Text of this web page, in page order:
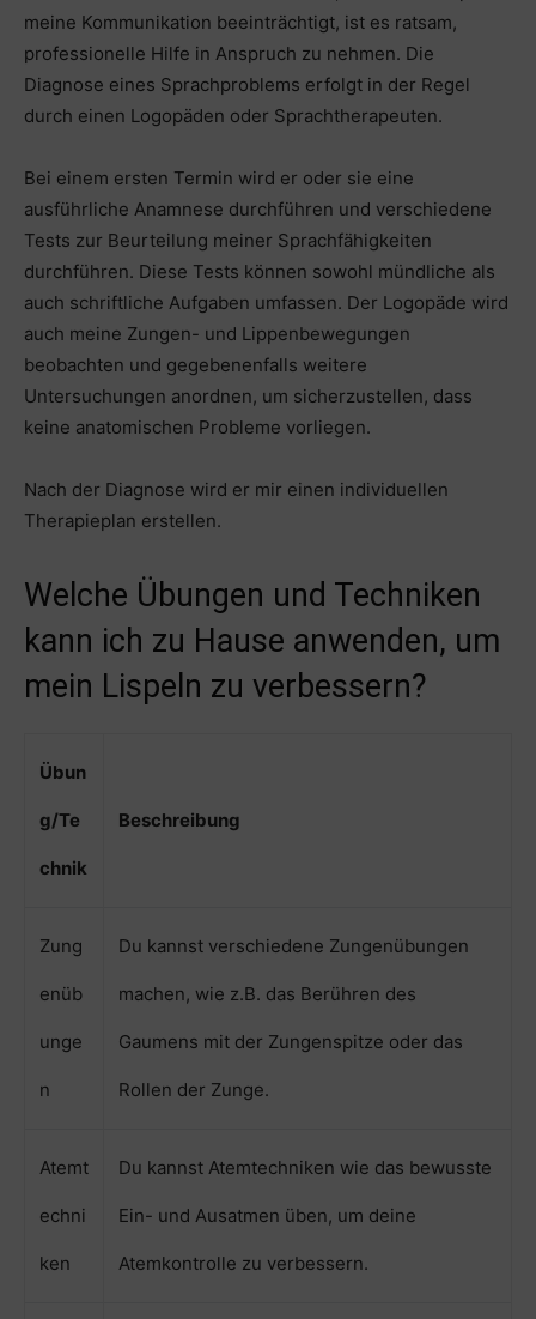
meine Kommunikation beeinträchtigt, ist es ratsam,
professionelle Hilfe in Anspruch zu nehmen. Die
Diagnose eines Sprachproblems erfolgt in der Regel
durch einen Logopäden oder Sprachtherapeuten.
Bei einem ersten Termin wird er oder sie eine
ausführliche Anamnese durchführen und verschiedene
Tests zur Beurteilung meiner Sprachfähigkeiten
durchführen. Diese Tests können sowohl mündliche als
auch schriftliche Aufgaben umfassen. Der Logopäde wird
auch meine Zungen- und Lippenbewegungen
beobachten und gegebenenfalls weitere
Untersuchungen anordnen, um sicherzustellen, dass
keine anatomischen Probleme vorliegen.
Nach der Diagnose wird er mir einen individuellen
Therapieplan erstellen.
Welche Übungen und Techniken
kann ich zu Hause anwenden, um
mein Lispeln zu verbessern?
Übun
g/Te
chnik
Beschreibung
Zung
enüb
unge
n
Du kannst verschiedene Zungenübungen
machen, wie z.B. das Berühren des
Gaumens mit der Zungenspitze oder das
Rollen der Zunge.
Atemt
echni
ken
Du kannst Atemtechniken wie das bewusste
Ein- und Ausatmen üben, um deine
Atemkontrolle zu verbessern.